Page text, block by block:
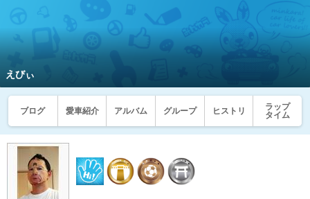
えびぃ
ブログ 愛車紹介 アルバム グループ ヒストリ
ラップ
タイム